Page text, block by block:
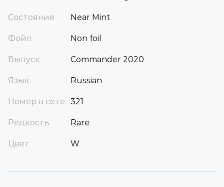
Состояние Near Mint
Фойл Non foil
Выпуск Commander 2020
Язык Russian
Номер в сете 321
Редкость Rare
Цвет W